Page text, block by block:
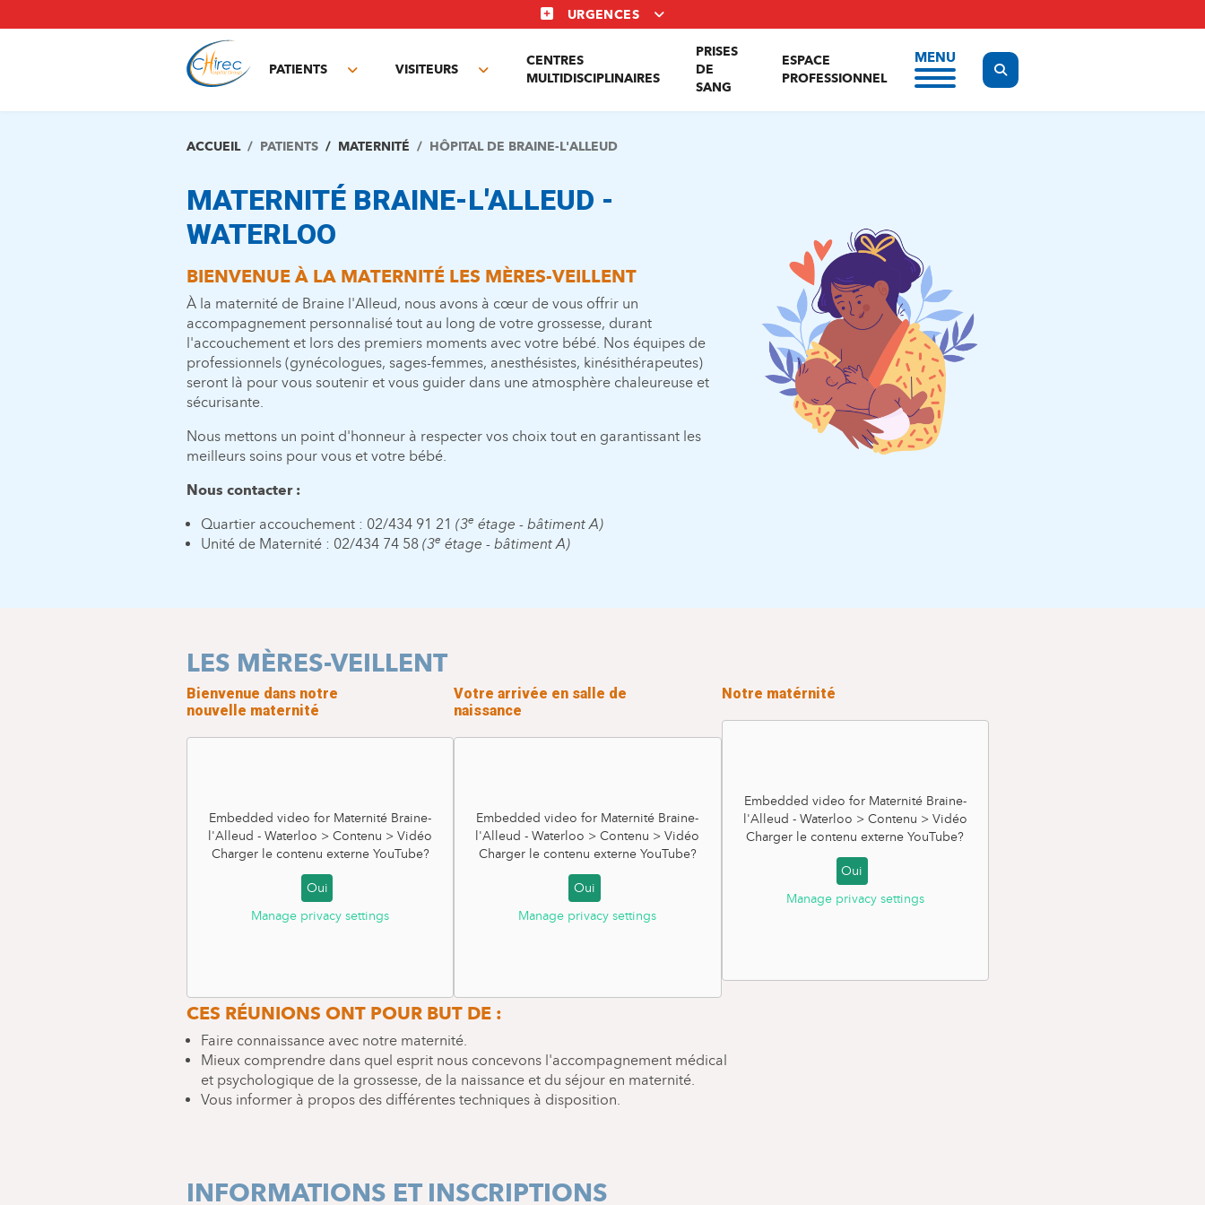
au
URGENCES
PATIENTS
Toggle
VISITEURS
Toggle
CENTRES
MULTIDISCIPLINAIRES
PRISES
DE
SANG
ESPACE
PROFESSIONNEL
MENU
Display the search form
ACCUEIL PATIENTS MATERNITÉ HÔPITAL DE BRAINE-L'ALLEUD
MATERNITÉ BRAINE-L'ALLEUD -
WATERLOO
BIENVENUE À LA MATERNITÉ LES MÈRES-VEILLENT
À la maternité de Braine l'Alleud, nous avons à cœur de vous offrir un
accompagnement personnalisé tout au long de votre grossesse, durant
l'accouchement et lors des premiers moments avec votre bébé. Nos équipes de
professionnels (gynécologues, sages-femmes, anesthésistes, kinésithérapeutes)
seront là pour vous soutenir et vous guider dans une atmosphère chaleureuse et
sécurisante.
Nous mettons un point d'honneur à respecter vos choix tout en garantissant les
meilleurs soins pour vous et votre bébé.
Nous contacter :
Quartier accouchement : 02/434 91 21(3e étage - bâtiment A)
Unité de Maternité : 02/434 74 58(3e étage - bâtiment A)
LES MÈRES-VEILLENT
Bienvenue dans notre
nouvelle maternité
Embedded video for Maternité Braine-
l'Alleud - Waterloo > Contenu > Vidéo
Charger le contenu externe YouTube?
Oui
Manage privacy settings
Votre arrivée en salle de
naissance
Embedded video for Maternité Braine-
l'Alleud - Waterloo > Contenu > Vidéo
Charger le contenu externe YouTube?
Oui
Manage privacy settings
Notre matérnité
Embedded video for Maternité Braine-
l'Alleud - Waterloo > Contenu > Vidéo
Charger le contenu externeYouTube?
Oui
Manage privacy settings
CES RÉUNIONS ONT POUR BUT DE :
Faire connaissance avec notre maternité.
Mieux comprendre dans quel esprit nous concevons l'accompagnement médical
et psychologique de la grossesse, de la naissance et du séjour en maternité.
Vous informer à propos des différentes techniques à disposition.
INFORMATIONS ET INSCRIPTIONS